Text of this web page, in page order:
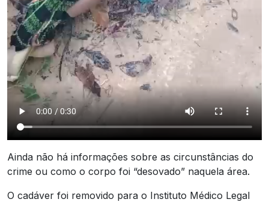
Ainda não há informações sobre as circunstâncias do
crime ou como o corpo foi “desovado” naquela área.
O cadáver foi removido para o Instituto Médico Legal